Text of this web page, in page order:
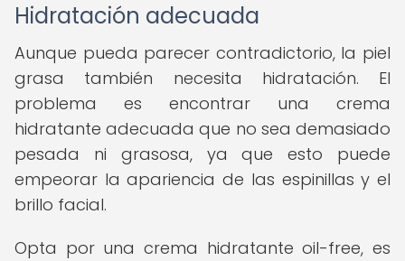
Hidratación adecuada
Aunque pueda parecer contradictorio, la piel
grasa también necesita hidratación. El
problema es encontrar una crema
hidratante adecuada que no sea demasiado
pesada ni grasosa, ya que esto puede
empeorar la apariencia de las espinillas y el
brillo facial.
Opta por una crema hidratante oil-free, es